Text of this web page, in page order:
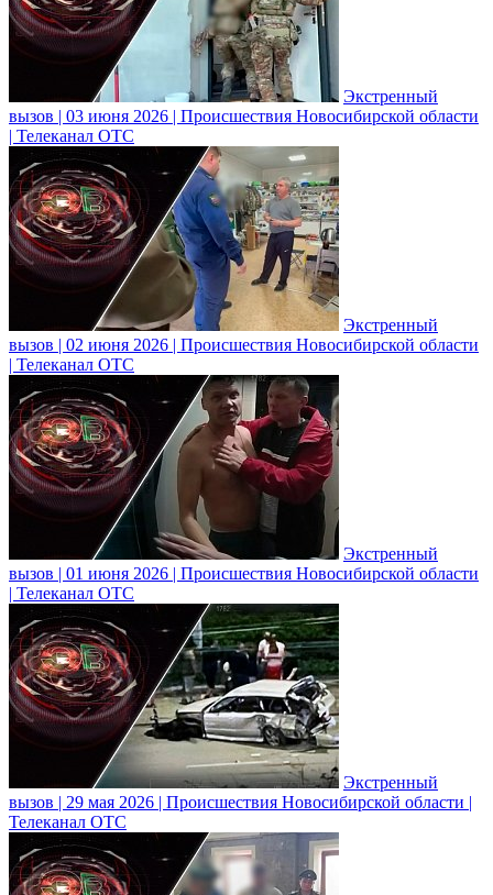
Экстренный
вызов | 03 июня 2026 | Происшествия Новосибирской области
| Телеканал ОТС
Экстренный
вызов | 02 июня 2026 | Происшествия Новосибирской области
| Телеканал ОТС
Экстренный
вызов | 01 июня 2026 | Происшествия Новосибирской области
| Телеканал ОТС
Экстренный
вызов | 29 мая 2026 | Происшествия Новосибирской области |
Телеканал ОТС